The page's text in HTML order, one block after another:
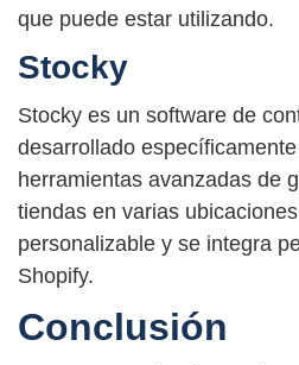
que puede estar utilizando.
Stocky
Stocky es un software de
desarrollado
herramientas avanzadas de
tiendas en varias
personalizable y se integra
Shopify.
Conclusión